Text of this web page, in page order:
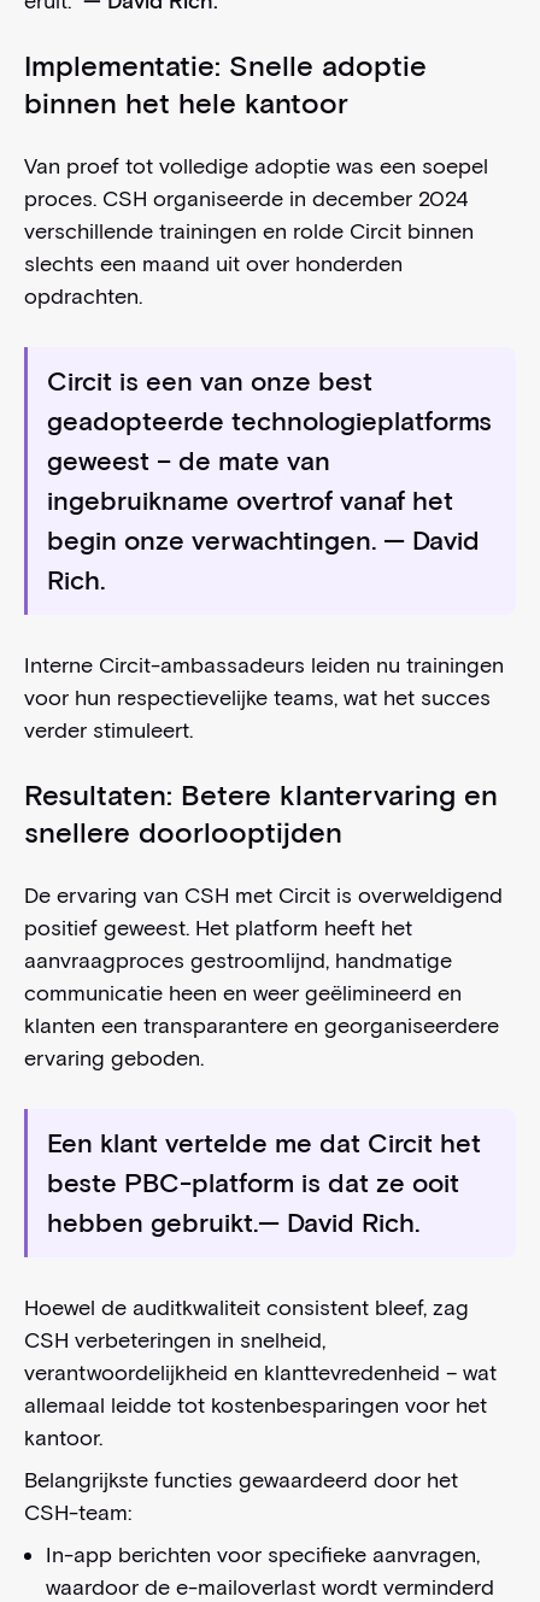
Implementatie: Snelle adoptie
binnen het hele kantoor
Van proef tot volledige adoptie was een soepel
proces. CSH organiseerde in december 2024
verschillende trainingen en rolde Circit binnen
slechts een maand uit over honderden
opdrachten.
Circit is een van onze best
geadopteerde technologieplatforms
geweest – de mate van
ingebruikname overtrof vanaf het
begin onze verwachtingen.— David
Rich.
Interne Circit-ambassadeurs leiden nu trainingen
voor hun respectievelijke teams, wat het succes
verder stimuleert.
Resultaten: Betere klantervaring en
snellere doorlooptijden
De ervaring van CSH met Circit is overweldigend
positief geweest. Het platform heeft het
aanvraagproces gestroomlijnd, handmatige
communicatie heen en weer geëlimineerd en
klanten een transparantere en georganiseerdere
ervaring geboden.
Een klant vertelde me dat Circit het
beste PBC-platform is dat ze ooit
hebben gebruikt.— David Rich.
Hoewel de auditkwaliteit consistent bleef, zag
CSH verbeteringen in snelheid,
verantwoordelijkheid en klanttevredenheid – wat
allemaal leidde tot kostenbesparingen voor het
kantoor.
Belangrijkste functies gewaardeerd door het
CSH-team:
In-app berichten voor specifieke aanvragen,
waardoor de e-mailoverlast wordt verminderd